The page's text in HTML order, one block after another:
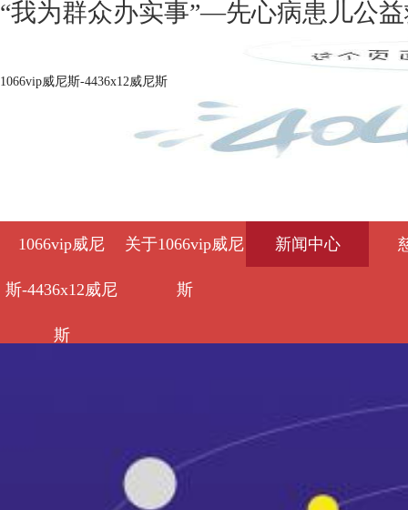
“我为群众办实事”—先心病患儿公
1066vip威尼斯-4436x12威尼斯
1066vip威尼
斯-4436x12威尼
斯
关于1066vip威尼
斯
新闻中心